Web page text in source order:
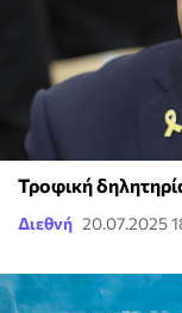
Τροφική
Διεθνή 20.07.2025